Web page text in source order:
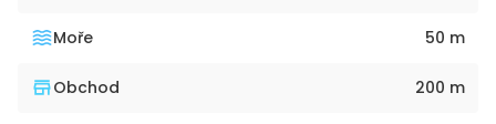
Moře 50 m
Obchod 200 m